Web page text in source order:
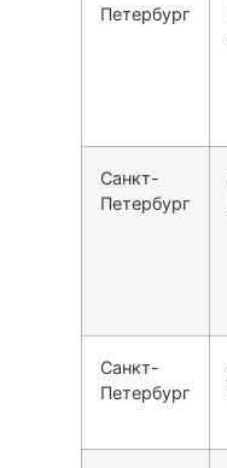
Петербург
Санкт-
Петербург
Санкт-
Петербург